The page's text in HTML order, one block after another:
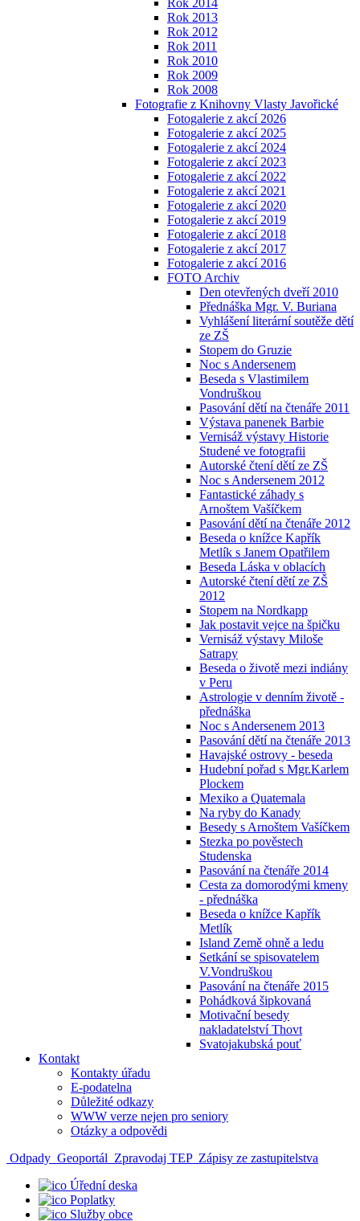
Rok 2014
Rok 2013
Rok 2012
Rok 2011
Rok 2010
Rok 2009
Rok 2008
Fotografie z Knihovny Vlasty Javořické
Fotogalerie z akcí 2026
Fotogalerie z akcí 2025
Fotogalerie z akcí 2024
Fotogalerie z akcí 2023
Fotogalerie z akcí 2022
Fotogalerie z akcí 2021
Fotogalerie z akcí 2020
Fotogalerie z akcí 2019
Fotogalerie z akcí 2018
Fotogalerie z akcí 2017
Fotogalerie z akcí 2016
FOTO Archiv
Den otevřených dveří 2010
Přednáška Mgr. V. Buriana
Vyhlášení literární soutěže dětí
ze ZŠ
Stopem do Gruzie
Noc s Andersenem
Beseda s Vlastimilem
Vondruškou
Pasování dětí na čtenáře 2011
Výstava panenek Barbie
Vernisáž výstavy Historie
Studené ve fotografii
Autorské čtení dětí ze ZŠ
Noc s Andersenem 2012
Fantastické záhady s
Arnoštem Vašíčkem
Pasování dětí na čtenáře 2012
Beseda o knížce Kapřík
Metlík s Janem Opatřilem
Beseda Láska v oblacích
Autorské čtení dětí ze ZŠ
2012
Stopem na Nordkapp
Jak postavit vejce na špičku
Vernisáž výstavy Miloše
Satrapy
Beseda o životě mezi indiány
v Peru
Astrologie v denním životě -
přednáška
Noc s Andersenem 2013
Pasování dětí na čtenáře 2013
Havajské ostrovy - beseda
Hudební pořad s Mgr.Karlem
Plockem
Mexiko a Quatemala
Na ryby do Kanady
Besedy s Arnoštem Vašíčkem
Stezka po pověstech
Studenska
Pasování na čtenáře 2014
Cesta za domorodými kmeny
- přednáška
Beseda o knížce Kapřík
Metlík
Island Země ohně a ledu
Setkání se spisovatelem
V.Vondruškou
Pasování na čtenáře 2015
Pohádková šipkovaná
Motivační besedy
nakladatelství Thovt
Svatojakubská pouť
Kontakt
Kontakty úřadu
E-podatelna
Důležité odkazy
WWW verze nejen pro seniory
Otázky a odpovědi
Odpady Geoportál Zpravodaj TEP Zápisy ze zastupitelstva
Úřední deska
Poplatky
Služby obce